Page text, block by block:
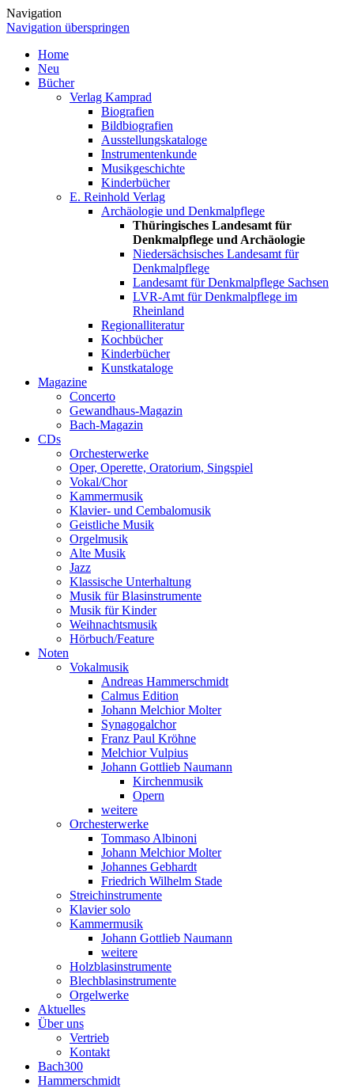
Navigation
Navigation überspringen
Home
Neu
Bücher
Verlag Kamprad
Biografien
Bildbiografien
Ausstellungskataloge
Instrumentenkunde
Musikgeschichte
Kinderbücher
E. Reinhold Verlag
Archäologie und Denkmalpflege
Thüringisches Landesamt für
Denkmalpflege und Archäologie
Niedersächsisches Landesamt für
Denkmalpflege
Landesamt für Denkmalpflege Sachsen
LVR-Amt für Denkmalpflege im
Rheinland
Regionalliteratur
Kochbücher
Kinderbücher
Kunstkataloge
Magazine
Concerto
Gewandhaus-Magazin
Bach-Magazin
CDs
Orchesterwerke
Oper, Operette, Oratorium, Singspiel
Vokal/Chor
Kammermusik
Klavier- und Cembalomusik
Geistliche Musik
Orgelmusik
Alte Musik
Jazz
Klassische Unterhaltung
Musik für Blasinstrumente
Musik für Kinder
Weihnachtsmusik
Hörbuch/Feature
Noten
Vokalmusik
Andreas Hammerschmidt
Calmus Edition
Johann Melchior Molter
Synagogalchor
Franz Paul Kröhne
Melchior Vulpius
Johann Gottlieb Naumann
Kirchenmusik
Opern
weitere
Orchesterwerke
Tommaso Albinoni
Johann Melchior Molter
Johannes Gebhardt
Friedrich Wilhelm Stade
Streichinstrumente
Klavier solo
Kammermusik
Johann Gottlieb Naumann
weitere
Holzblasinstrumente
Blechblasinstrumente
Orgelwerke
Aktuelles
Über uns
Vertrieb
Kontakt
Bach300
Hammerschmidt